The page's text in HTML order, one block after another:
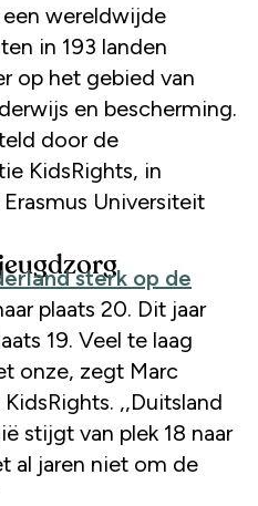
in 193 landen
op het gebied van
en bescherming.
door de
KidsRights, in
Universiteit
sterk op de
plaats 20. Dit jaar
19. Veel te laag
onze, zegt Marc
,,Duitsland
stijgt van plek 18 naar
al jaren niet om de